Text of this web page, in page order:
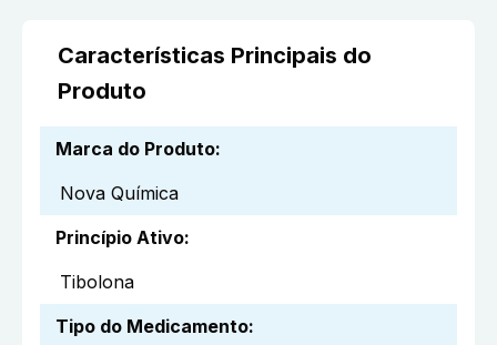
Características Principais do
Produto
Marca do Produto:
Nova Química
Princípio Ativo:
Tibolona
Tipo do Medicamento: